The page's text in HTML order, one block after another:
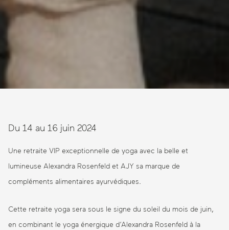
Du 14 au 16 juin 2024
Une retraite VIP exceptionnelle de yoga avec la belle et
lumineuse Alexandra Rosenfeld et AJY sa marque de
compléments alimentaires ayurvédiques.
Cette retraite yoga sera sous le signe du soleil du mois de juin,
en combinant le yoga énergique d’Alexandra Rosenfeld à la